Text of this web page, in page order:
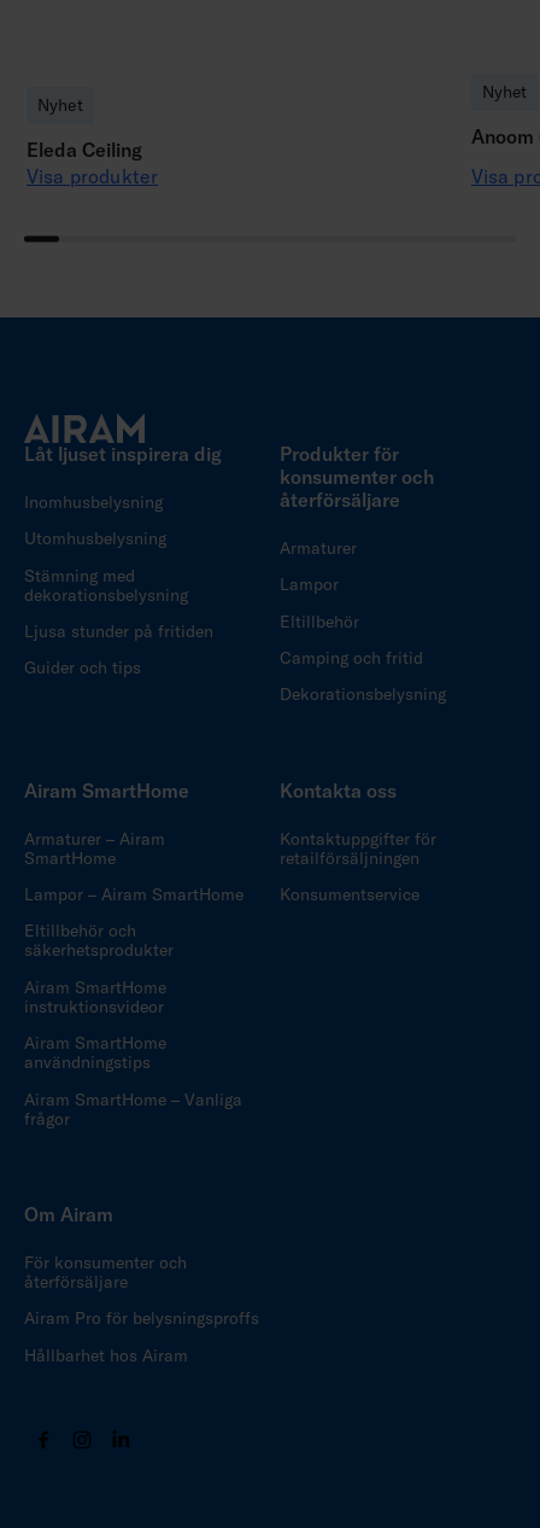
Nyhet
Eleda Ceiling
Visa produkter
Nyhet
Anoom
Visa
Låt ljuset inspirera dig
Inomhusbelysning
Utomhusbelysning
Stämning med
dekorationsbelysning
Ljusa stunder på fritiden
Guider och tips
Produkter för
konsumenter och
återförsäljare
Armaturer
Lampor
Eltillbehör
Camping och fritid
Dekorationsbelysning
Airam SmartHome
Armaturer – Airam
SmartHome
Lampor – Airam SmartHome
Eltillbehör och
säkerhetsprodukter
Airam SmartHome
instruktionsvideor
Airam SmartHome
användningstips
Airam SmartHome – Vanliga
frågor
Kontakta oss
Kontaktuppgifter för
retailförsäljningen
Konsumentservice
Om Airam
För konsumenter och
återförsäljare
Airam Pro för belysningsproffs
Hållbarhet hos Airam